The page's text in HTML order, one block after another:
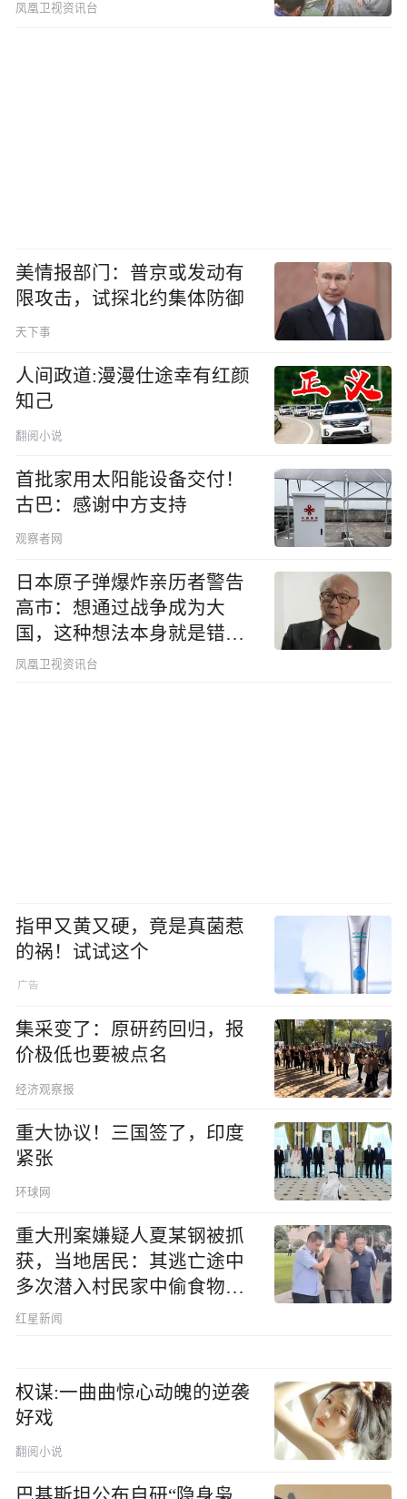
凤凰卫视资讯台
美情报部门：普京或发动有
限攻击，试探北约集体防御
天下事
人间政道:漫漫仕途幸有红颜
知己
翻阅小说
首批家用太阳能设备交付！
古巴：感谢中方支持
观察者网
日本原子弹爆炸亲历者警告
高市：想通过战争成为大
国，这种想法本身就是错误
的
凤凰卫视资讯台
指甲又黄又硬，竟是真菌惹
的祸！试试这个
集采变了：原研药回归，报
价极低也要被点名
经济观察报
重大协议！三国签了，印度
紧张
环球网
重大刑案嫌疑人夏某钢被抓
获，当地居民：其逃亡途中
多次潜入村民家中偷食物被
发现
红星新闻
权谋:一曲曲惊心动魄的逆袭
好戏
翻阅小说